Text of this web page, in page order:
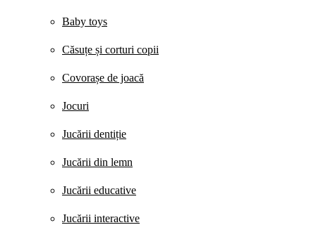
Baby toys
Căsuțe și corturi copii
Covorașe de joacă
Jocuri
Jucării dentiție
Jucării din lemn
Jucării educative
Jucării interactive